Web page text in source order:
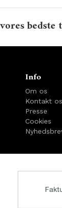
bedste
Info
Om os
Kontakt os
Presse
Cookies